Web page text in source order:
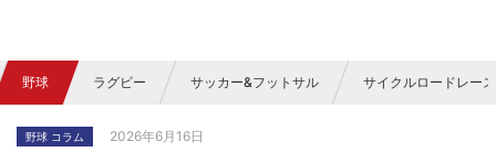
野球 ラグビー サッカー&フットサル サイクルロードレース
野球 コラム 2026年6月16日